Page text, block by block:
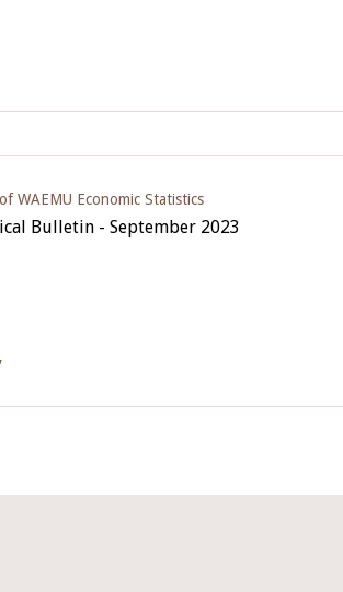
WAEMU Economic Statistics
Bulletin - September 2023